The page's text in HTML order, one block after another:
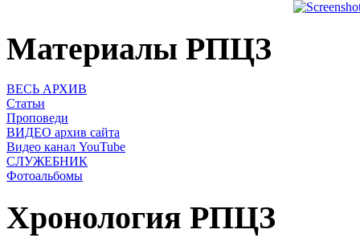
Материалы РПЦЗ
ВЕСЬ АРХИВ
Статьи
Проповеди
ВИДЕО архив сайта
Видео канал YouTube
СЛУЖЕБНИК
Фотоальбомы
Хронология РПЦЗ